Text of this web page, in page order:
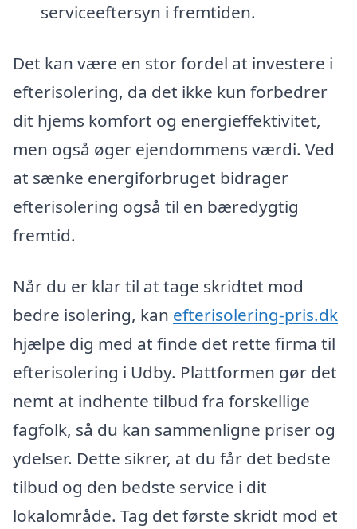
serviceeftersyn i fremtiden.
Det kan være en stor fordel at investere i
efterisolering, da det ikke kun forbedrer
dit hjems komfort og energieffektivitet,
men også øger ejendommens værdi. Ved
at sænke energiforbruget bidrager
efterisolering også til en bæredygtig
fremtid.
Når du er klar til at tage skridtet mod
bedre isolering, kan efterisolering-pris.dk
hjælpe dig med at finde det rette firma til
efterisolering i Udby. Plattformen gør det
nemt at indhente tilbud fra forskellige
fagfolk, så du kan sammenligne priser og
ydelser. Dette sikrer, at du får det bedste
tilbud og den bedste service i dit
lokalområde. Tag det første skridt mod et